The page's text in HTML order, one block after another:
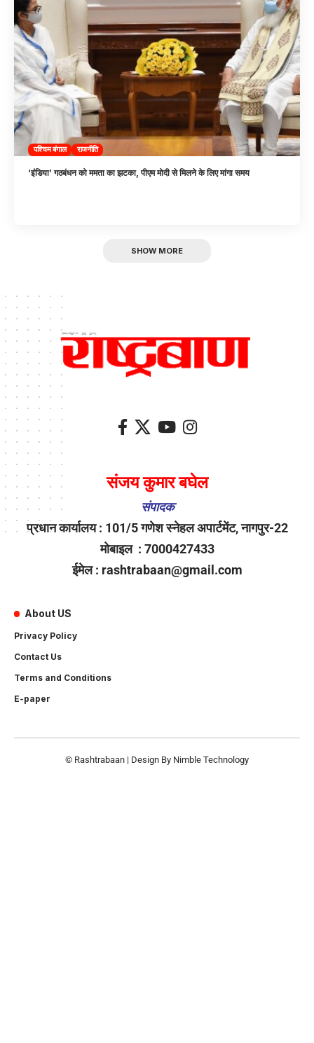
पश्चिम बंगाल राजनीति
‘इंंडिया’ गठबंधन को ममता का झटका, पीएम मोदी से मिलने के लिए मांगा समय
SHOW MORE
संजय कुमार बघेल
संपादक
प्रधान कार्यालय : 101/5 गणेश स्नेहल अपार्टमेंट, नागपुर-22
मोबाइल : 7000427433
ईमेल : rashtrabaan@gmail.com
About US
Privacy Policy
Contact Us
Terms and Conditions
E-paper
© Rashtrabaan | Design By Nimble Technology